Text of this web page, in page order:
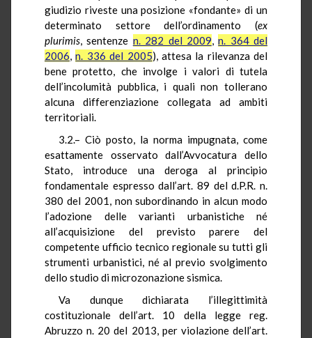
giudizio riveste una posizione «fondante» di un
determinato settore dell’ordinamento (ex
plurimis, sentenze n. 282 del 2009,n. 364 del
2006,n. 336 del 2005), attesa la rilevanza del
bene protetto, che involge i valori di tutela
dell’incolumità pubblica, i quali non tollerano
alcuna differenziazione collegata ad ambiti
territoriali.
3.2.– Ciò posto, la norma impugnata, come
esattamente osservato dall’Avvocatura dello
Stato, introduce una deroga al principio
fondamentale espresso dall’art. 89 del d.P.R. n.
380 del 2001, non subordinando in alcun modo
l’adozione delle varianti urbanistiche né
all’acquisizione del previsto parere del
competente ufficio tecnico regionale su tutti gli
strumenti urbanistici, né al previo svolgimento
dello studio di microzonazione sismica.
Va dunque dichiarata l’illegittimità
costituzionale dell’art. 10 della legge reg.
Abruzzo n. 20 del 2013, per violazione dell’art.